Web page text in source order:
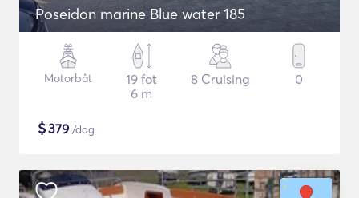
Poseidon marine Blue water 185
Motorbåt
19 fot
6 m
8 Cruising 0
$379 /dag